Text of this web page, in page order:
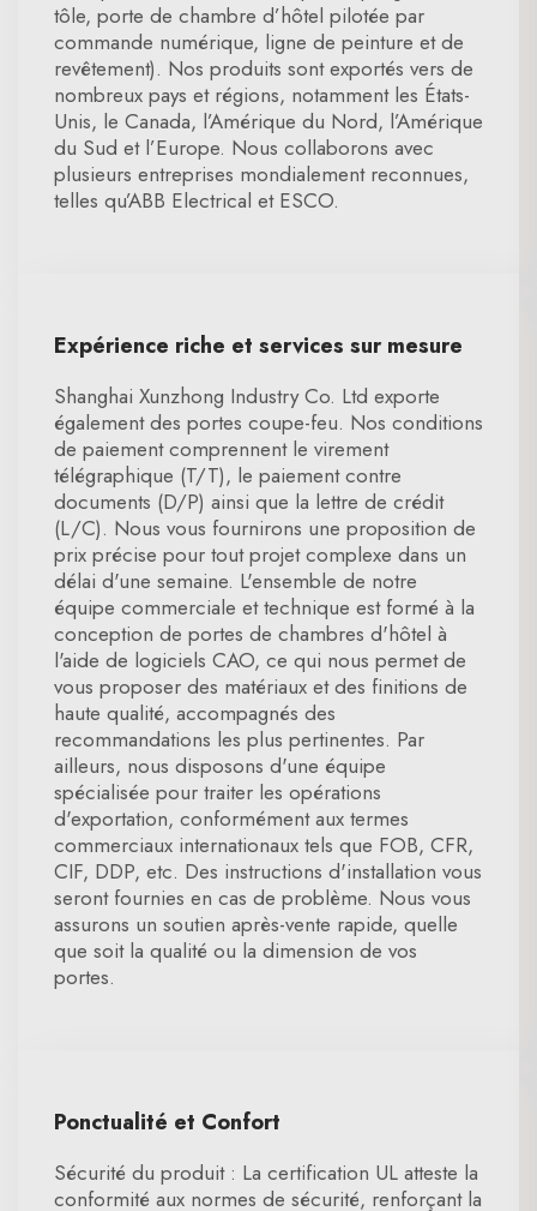
tôle, porte de chambre d’hôtel pilotée par
commande numérique, ligne de peinture et de
revêtement). Nos produits sont exportés vers de
nombreux pays et régions, notamment les États-
Unis, le Canada, l’Amérique du Nord, l’Amérique
du Sud et l’Europe. Nous collaborons avec
plusieurs entreprises mondialement reconnues,
telles qu’ABB Electrical et ESCO.
Expérience riche et services sur mesure
Shanghai Xunzhong Industry Co. Ltd exporte
également des portes coupe-feu. Nos conditions
de paiement comprennent le virement
télégraphique (T/T), le paiement contre
documents (D/P) ainsi que la lettre de crédit
(L/C). Nous vous fournirons une proposition de
prix précise pour tout projet complexe dans un
délai d'une semaine. L'ensemble de notre
équipe commerciale et technique est formé à la
conception de portes de chambres d'hôtel à
l'aide de logiciels CAO, ce qui nous permet de
vous proposer des matériaux et des finitions de
haute qualité, accompagnés des
recommandations les plus pertinentes. Par
ailleurs, nous disposons d'une équipe
spécialisée pour traiter les opérations
d'exportation, conformément aux termes
commerciaux internationaux tels que FOB, CFR,
CIF, DDP, etc. Des instructions d'installation vous
seront fournies en cas de problème. Nous vous
assurons un soutien après-vente rapide, quelle
que soit la qualité ou la dimension de vos
portes.
Ponctualité et Confort
Sécurité du produit : La certification UL atteste la
conformité aux normes de sécurité, renforçant la